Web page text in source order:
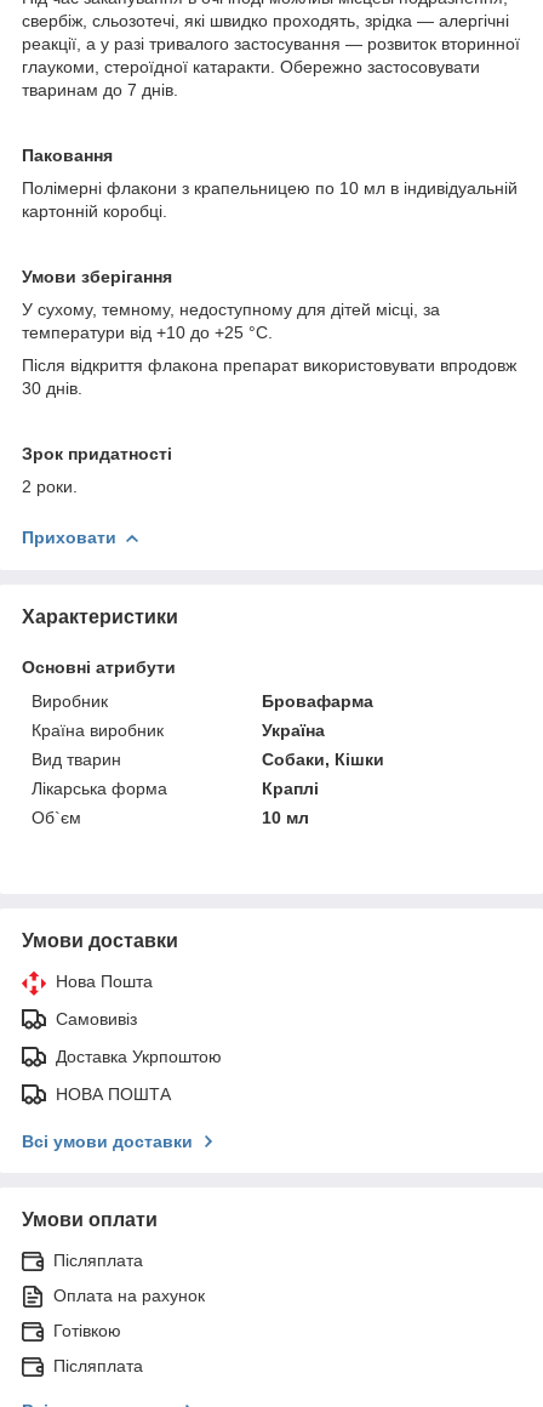
свербіж, сльозотечі, які швидко проходять, зрідка — алергічні
реакції, а у разі тривалого застосування — розвиток вторинної
глаукоми, стероїдної катаракти. Обережно застосовувати
тваринам до 7 днів.
Паковання
Полімерні флакони з крапельницею по 10 мл в індивідуальній
картонній коробці.
Умови зберігання
У сухому, темному, недоступному для дітей місці, за
температури від +10 до +25 °C.
Після відкриття флакона препарат використовувати впродовж
30 днів.
Зрок придатності
2 роки.
Приховати
Характеристики
Основні атрибути
Виробник
Бровафарма
Країна виробник
Україна
Вид тварин
Собаки, Кішки
Лікарська форма
Краплі
Об`єм
10 мл
Умови доставки
Нова Пошта
Самовивіз
Доставка Укрпоштою
НОВА ПОШТА
Всі умови доставки
Умови оплати
Післяплата
Оплата на рахунок
Готівкою
Післяплата